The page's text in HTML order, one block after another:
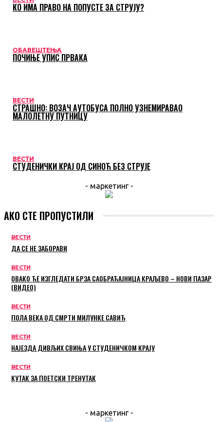
КО ИМА ПРАВО НА ПОПУСТЕ ЗА СТРУЈУ?
ОБАВЕШТЕЊА
ПОЧИЊЕ УПИС ПРВАКА
ВЕСТИ
СТРАШНО: ВОЗАЧ АУТОБУСА ПОЛНО УЗНЕМИРАВАО
МАЛОЛЕТНУ ПУТНИЦУ
ВЕСТИ
СТУДЕНИЧКИ КРАЈ ОД СИНОЋ БЕЗ СТРУЈЕ
- маркетинг -
АКО СТЕ ПРОПУСТИЛИ
ВЕСТИ
ДА СЕ НЕ ЗАБОРАВИ
ВЕСТИ
ОВАКО ЋЕ ИЗГЛЕДАТИ БРЗА САОБРАЋАЈНИЦА КРАЉЕВО – НОВИ ПАЗАР
(ВИДЕО)
ВЕСТИ
ПОЛА ВЕКА ОД СМРТИ МИЛУНКЕ САВИЋ
ВЕСТИ
НАЈЕЗДА ДИВЉИХ СВИЊА У СТУДЕНИЧКОМ КРАЈУ
ВЕСТИ
КУТАК ЗА ПОЕТСКИ ТРЕНУТАК
- маркетинг -